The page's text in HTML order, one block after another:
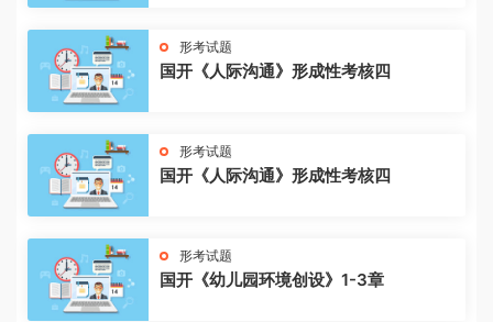
形考试题
国开《人际沟通》形成性考核四
形考试题
国开《人际沟通》形成性考核四
形考试题
国开《幼儿园环境创设》1-3章